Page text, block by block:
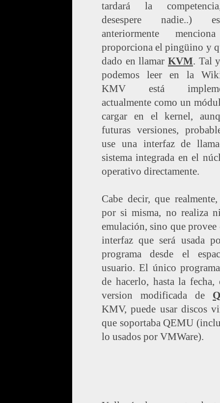
tardará la
desespere nadie..)
anteriormente
proporciona el pingüino y
dado en llamar KVM. Tal
podemos leer en la
KMV está
actualmente como un
cargar en el kernel,
futuras versiones,
use una interfaz de
sistema integrada en el
operativo directamente.
Cabe decir, que
por si misma, no realiza
emulación, sino que provee
interfaz que será usada
programa desde el
usuario. El único
de hacerlo, hasta la fecha,
version modificada de
KMV, puede usar discos
que soportaba QEMU
lo usados por VMWare).